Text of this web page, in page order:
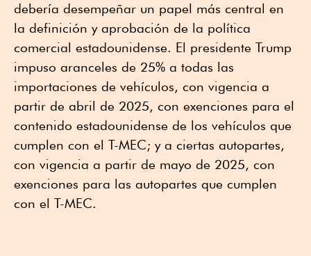
debería desempeñar un papel más central en
la definición y aprobación de la política
comercial estadounidense. El presidente Trump
impuso aranceles de 25% a todas las
importaciones de vehículos, con vigencia a
partir de abril de 2025, con exenciones para el
contenido estadounidense de los vehículos que
cumplen con el T-MEC; y a ciertas autopartes,
con vigencia a partir de mayo de 2025, con
exenciones para las autopartes que cumplen
con el T-MEC.